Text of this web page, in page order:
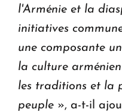
l'Arménie et la
initiatives
une composante
la culture
les traditions et la
peuple », a-t-il